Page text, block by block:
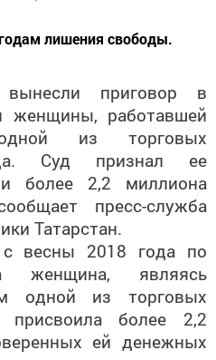
женщины, работавшей
из торговых
Суд признал ее
более 2,2 миллиона
пресс-служба
Татарстан.
весны 2018 года по
женщина, являясь
одной из торговых
присвоила более 2,2
ей денежных
ложные данные в